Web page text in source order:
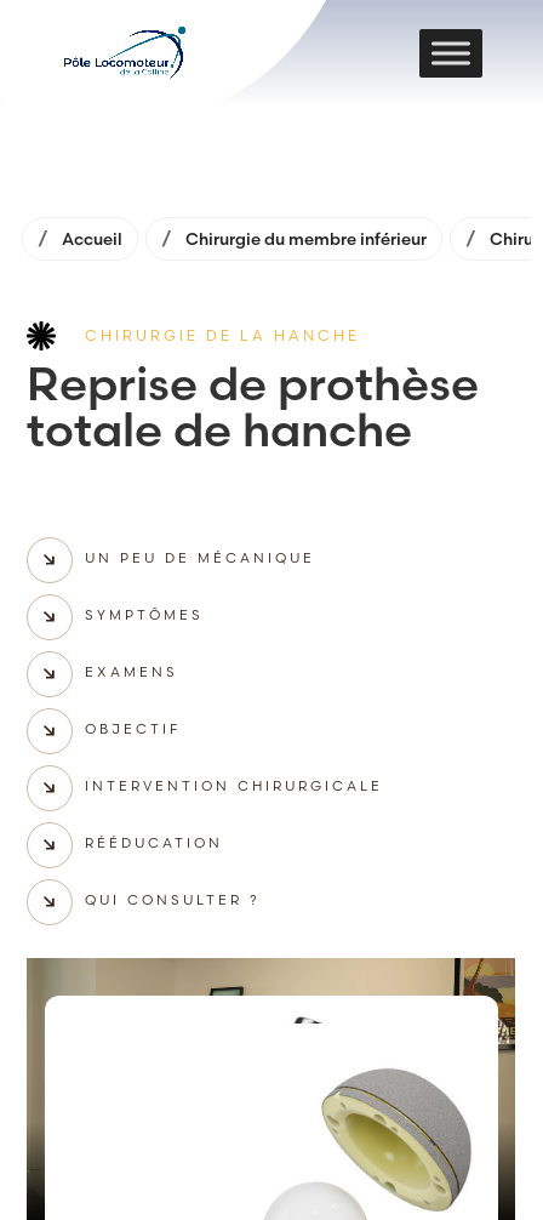
Accueil Chirurgie du membre inférieur
CHIRURGIE DE LA HANCHE
Reprise de prothèse
totale de hanche
UN PEU DE MÉCANIQUE
SYMPTÔMES
EXAMENS
OBJECTIF
INTERVENTION CHIRURGICALE
RÉÉDUCATION
QUI CONSULTER ?